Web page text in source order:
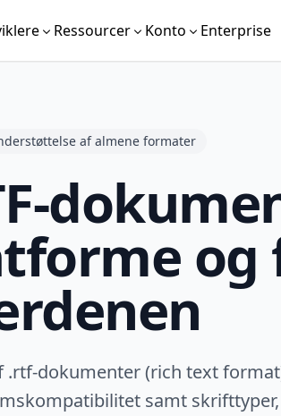
Ressourcer Konto Enterprise
af almene formater
og
dokumenter (rich text
samt skrifttyper,